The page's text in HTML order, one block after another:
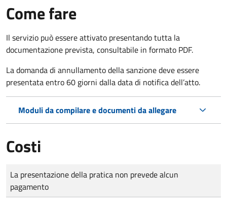
Come fare
Il servizio può essere attivato presentando tutta la
documentazione prevista, consultabile in formato PDF.
La domanda di annullamento della sanzione deve essere
presentata entro 60 giorni dalla data di notifica dell’atto.
Moduli da compilare e documenti da allegare
Costi
Tipo di pagamento
Importo
La presentazione della pratica non prevede alcun
pagamento